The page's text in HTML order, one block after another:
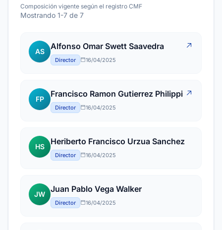
Composición vigente según el registro CMF
Mostrando 1-7 de 7
AS
Alfonso Omar Swett Saavedra
Director 16/04/2025
FP
Francisco Ramon Gutierrez Philippi
Director 16/04/2025
HS
Heriberto Francisco Urzua Sanchez
Director 16/04/2025
JW
Juan Pablo Vega Walker
Director 16/04/2025